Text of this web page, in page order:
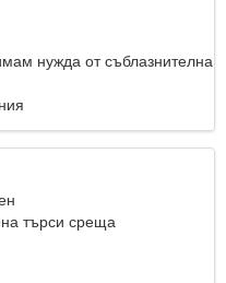
нужда от съблазнителна
търси среща